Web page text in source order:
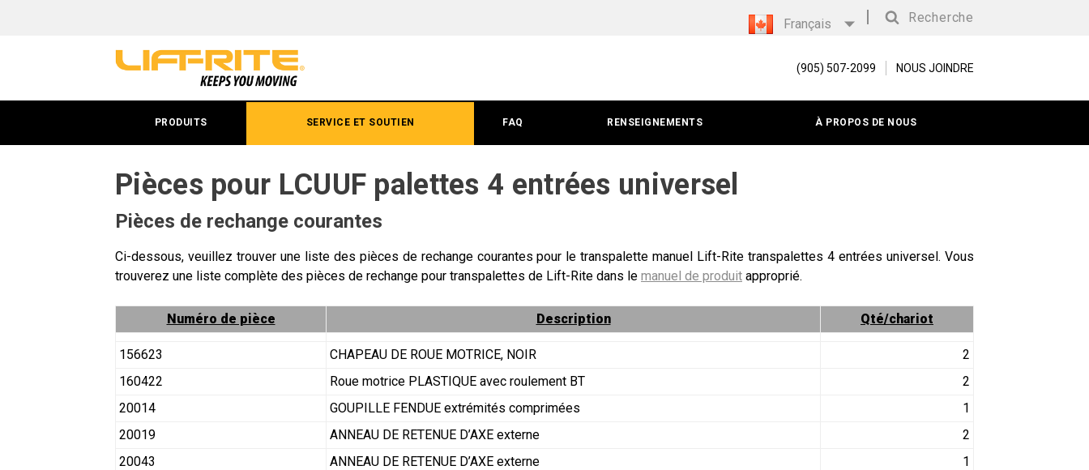
palettes
4
universel
Français
Recherche
(905) 507-2099 NOUS JOINDRE
PRODUITS SERVICE ET SOUTIEN FAQ RENSEIGNEMENTS À PROPOS DE NOUS
Pièces pour LCUUF palettes 4 entrées universel
Pièces de rechange courantes
Ci-dessous, veuillez trouver une liste des pièces de rechange courantes pour le transpalette manuel Lift-Rite transpalettes 4 entrées universel. Vous
trouverez une liste complète des pièces de rechange pour transpalettes de Lift-Rite dans le manuel de produit approprié.
Numéro de pièce Description Qté/chariot
156623 CHAPEAU DE ROUE MOTRICE, NOIR
2
160422
Roue motrice PLASTIQUE avec roulement BT
2
20014
GOUPILLE FENDUE extrémités comprimées
1
20019
ANNEAU DE RETENUE D’AXE externe
2
20043
ANNEAU DE RETENUE D’AXE externe
1